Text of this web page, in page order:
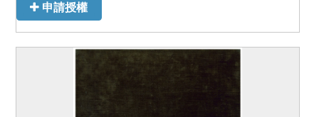
申請授權